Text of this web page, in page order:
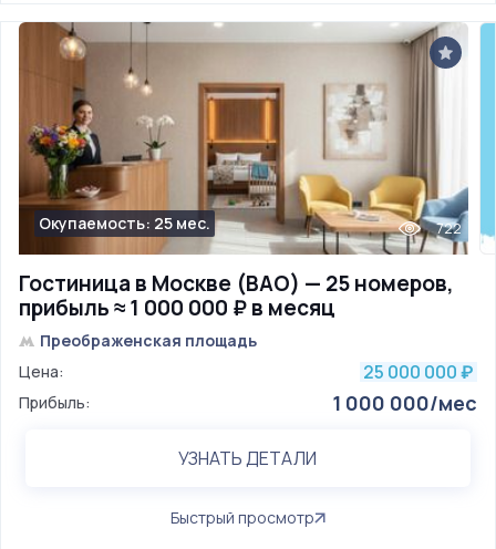
Гостиница в Москве (ВАО) — 25 номеров,
прибыль ≈ 1 000 000 ₽ в месяц
Окупаемость: 25 мес. 722
Преображенская площадь
Цена:
25 000 000 ₽
Прибыль: 1 000 000/мес
УЗНАТЬ ДЕТАЛИ
Быстрый просмотр